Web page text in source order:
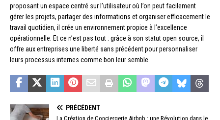
proposant un espace centré sur l’utilisateur où l’on peut facilement
gérer les projets, partager des informations et organiser efficacement le
travail quotidien, il crée un environnement propice à l’excellence
opérationnelle. Et ce n’est pas tout : grâce à son statut open source, il
offre aux entreprises une liberté sans précédent pour personnaliser
leurs processus internes comme bon leur semble.
PRÉCÉDENT
La Création de Conciergerie Airbnb : une Révolution dans le